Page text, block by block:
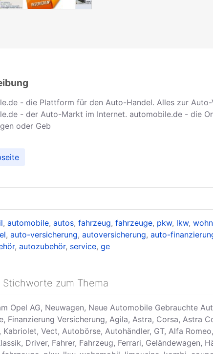
- die Plattform für den Auto-Handel. Alles zur
- der Auto-Markt im Internet. automobile.de - die
oder Geb
, automobile, autos, fahrzeug, fahrzeuge, pkw, lkw,
, auto-versicherung, autoversicherung, auto-
, autozubehör, service, ge
Stichworte zum Thema
Opel AG, Neuwagen, Neue Automobile Gebrauchte
Finanzierung Versicherung, Agila, Astra, Corsa, Astra
Kabriolet, Vect, Autobörse, Autohändler, GT, Alfa
Driver, Fahrer, Fahrzeug, Ferrari, Geländewagen,